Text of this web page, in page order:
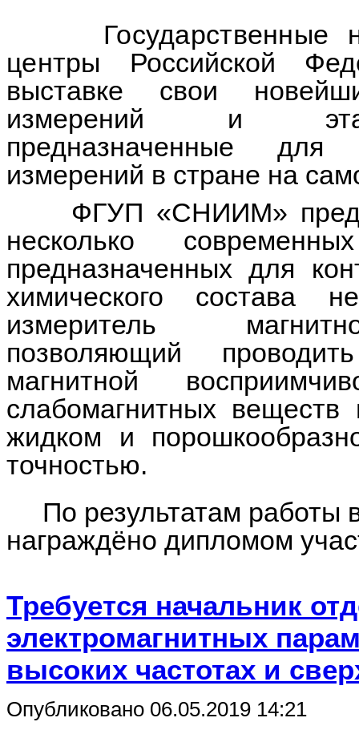
Государственные
центры Российской
выставке свои
измерений и
предназначенные для
измерений в стране на
ФГУП «СНИИМ»
несколько
предназначенных для
химического состава
измеритель
позволяющий
магнитной
слабомагнитных
жидком и
точностью.
По результатам
награждёно дипломом
Требуется начальник
электромагнитных
высоких частотах и
Опубликовано 06.05.2019 14:21